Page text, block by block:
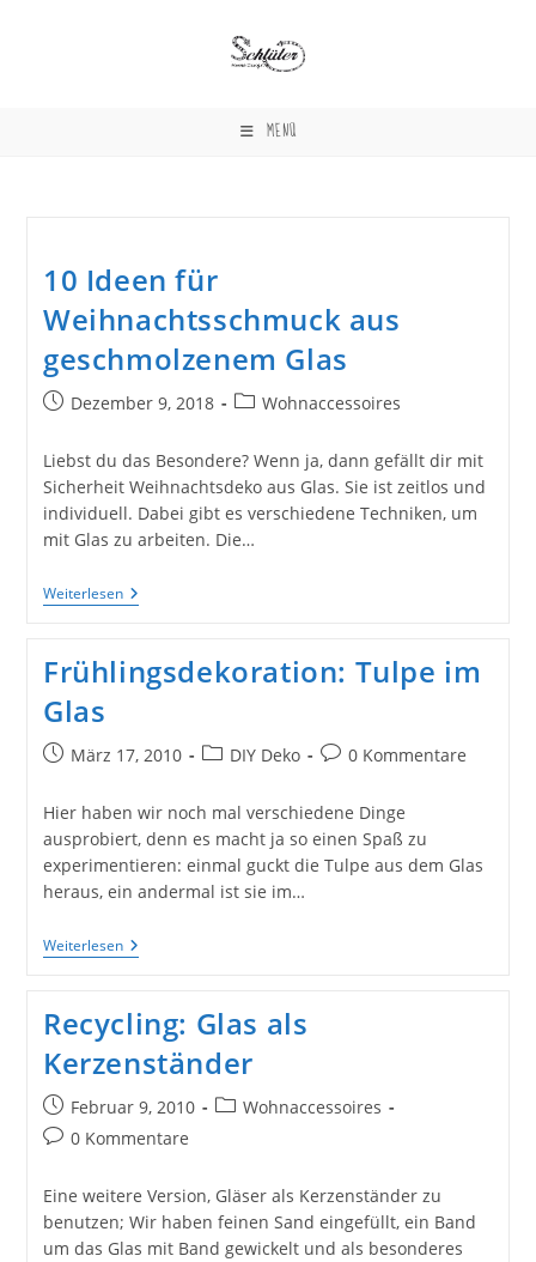
MENÜ
10 Ideen für
Weihnachtsschmuck aus
geschmolzenem Glas
BeitragDezember 9, 2018
Beitrags-
Wohnaccessoires
Liebst du das Besondere? Wenn ja, dann gefällt dir mit
Sicherheit Weihnachtsdeko aus Glas. Sie ist zeitlos und
individuell. Dabei gibt es verschiedene Techniken, um
mit Glas zu arbeiten. Die…
Weiterlesen10
Ideen
Aus
Geschmolzenem
Frühlingsdekoration: Tulpe im
Glas
BeitragMärz 17, 2010
Beitrags-
DIY Deko
Beitrags-
0 Kommentare
Hier haben wir noch mal verschiedene Dinge
ausprobiert, denn es macht ja so einen Spaß zu
experimentieren: einmal guckt die Tulpe aus dem Glas
heraus, ein andermal ist sie im…
WeiterlesenFrühlingsdekoration:
Tulpe
Recycling: Glas als
Kerzenständer
Beitrag
veröffentlicht:
Februar 9, 2010
Beitrags-
Wohnaccessoires
Beitrags-
0 Kommentare
Eine weitere Version, Gläser als Kerzenständer zu
benutzen; Wir haben feinen Sand eingefüllt, ein Band
um das Glas mit Band gewickelt und als besonderes